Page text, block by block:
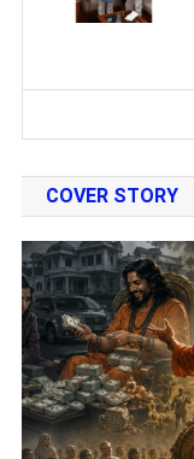
COVER STORY